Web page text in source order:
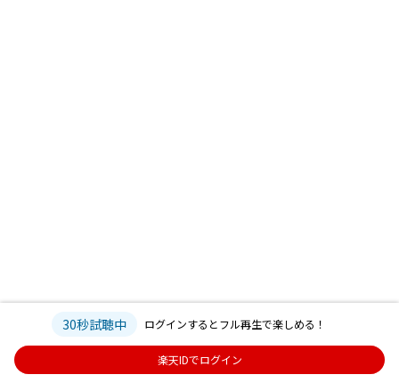
30秒試聴中 ログインするとフル再生で楽しめる！
楽天IDでログイン